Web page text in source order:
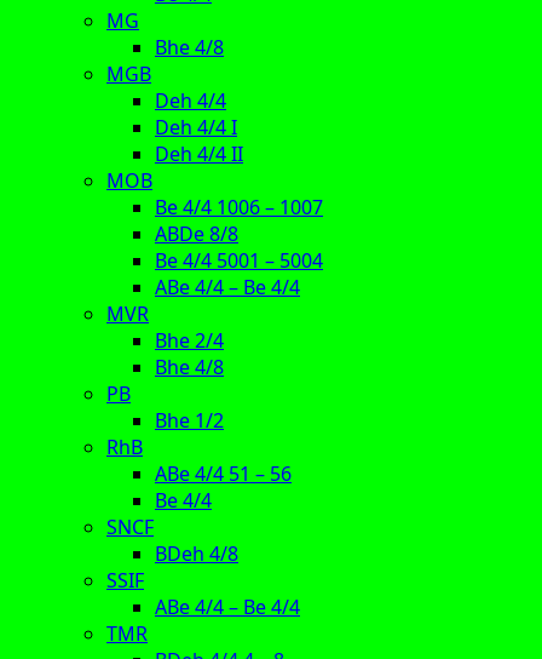
MG
Bhe 4/8
MGB
Deh 4/4
Deh 4/4 I
Deh 4/4 II
MOB
Be 4/4 1006 – 1007
ABDe 8/8
Be 4/4 5001 – 5004
ABe 4/4 – Be 4/4
MVR
Bhe 2/4
Bhe 4/8
PB
Bhe 1/2
RhB
ABe 4/4 51 – 56
Be 4/4
SNCF
BDeh 4/8
SSIF
ABe 4/4 – Be 4/4
TMR